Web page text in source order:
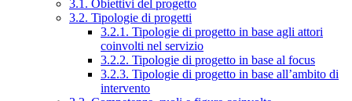
3.1. Obiettivi del progetto
3.2. Tipologie di progetti
3.2.1. Tipologie di progetto in base agli attori
coinvolti nel servizio
3.2.2. Tipologie di progetto in base al focus
3.2.3. Tipologie di progetto in base all’ambito di
intervento